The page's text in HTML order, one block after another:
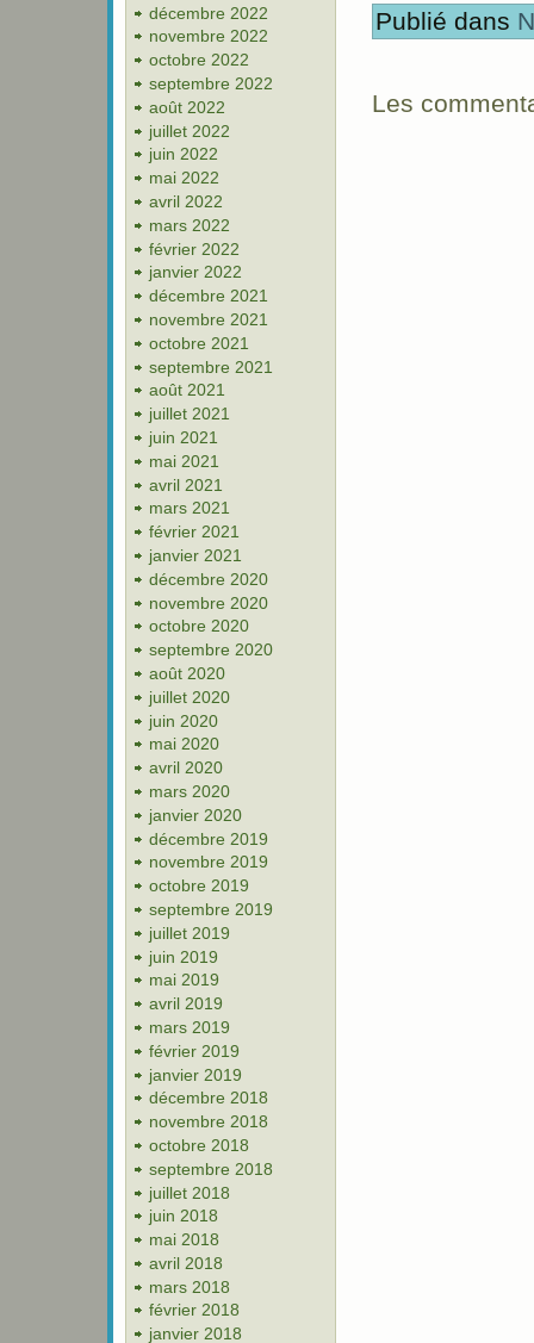
décembre 2022
novembre 2022
octobre 2022
septembre 2022
août 2022
juillet 2022
juin 2022
mai 2022
avril 2022
mars 2022
février 2022
janvier 2022
décembre 2021
novembre 2021
octobre 2021
septembre 2021
août 2021
juillet 2021
juin 2021
mai 2021
avril 2021
mars 2021
février 2021
janvier 2021
décembre 2020
novembre 2020
octobre 2020
septembre 2020
août 2020
juillet 2020
juin 2020
mai 2020
avril 2020
mars 2020
janvier 2020
décembre 2019
novembre 2019
octobre 2019
septembre 2019
juillet 2019
juin 2019
mai 2019
avril 2019
mars 2019
février 2019
janvier 2019
décembre 2018
novembre 2018
octobre 2018
septembre 2018
juillet 2018
juin 2018
mai 2018
avril 2018
mars 2018
février 2018
janvier 2018
Publié dans
Les